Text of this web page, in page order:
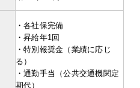
・各社保完備
・昇給年1回
・特別報奨金（業績に応じ
る）
・通勤手当（公共交通機関定
期代）